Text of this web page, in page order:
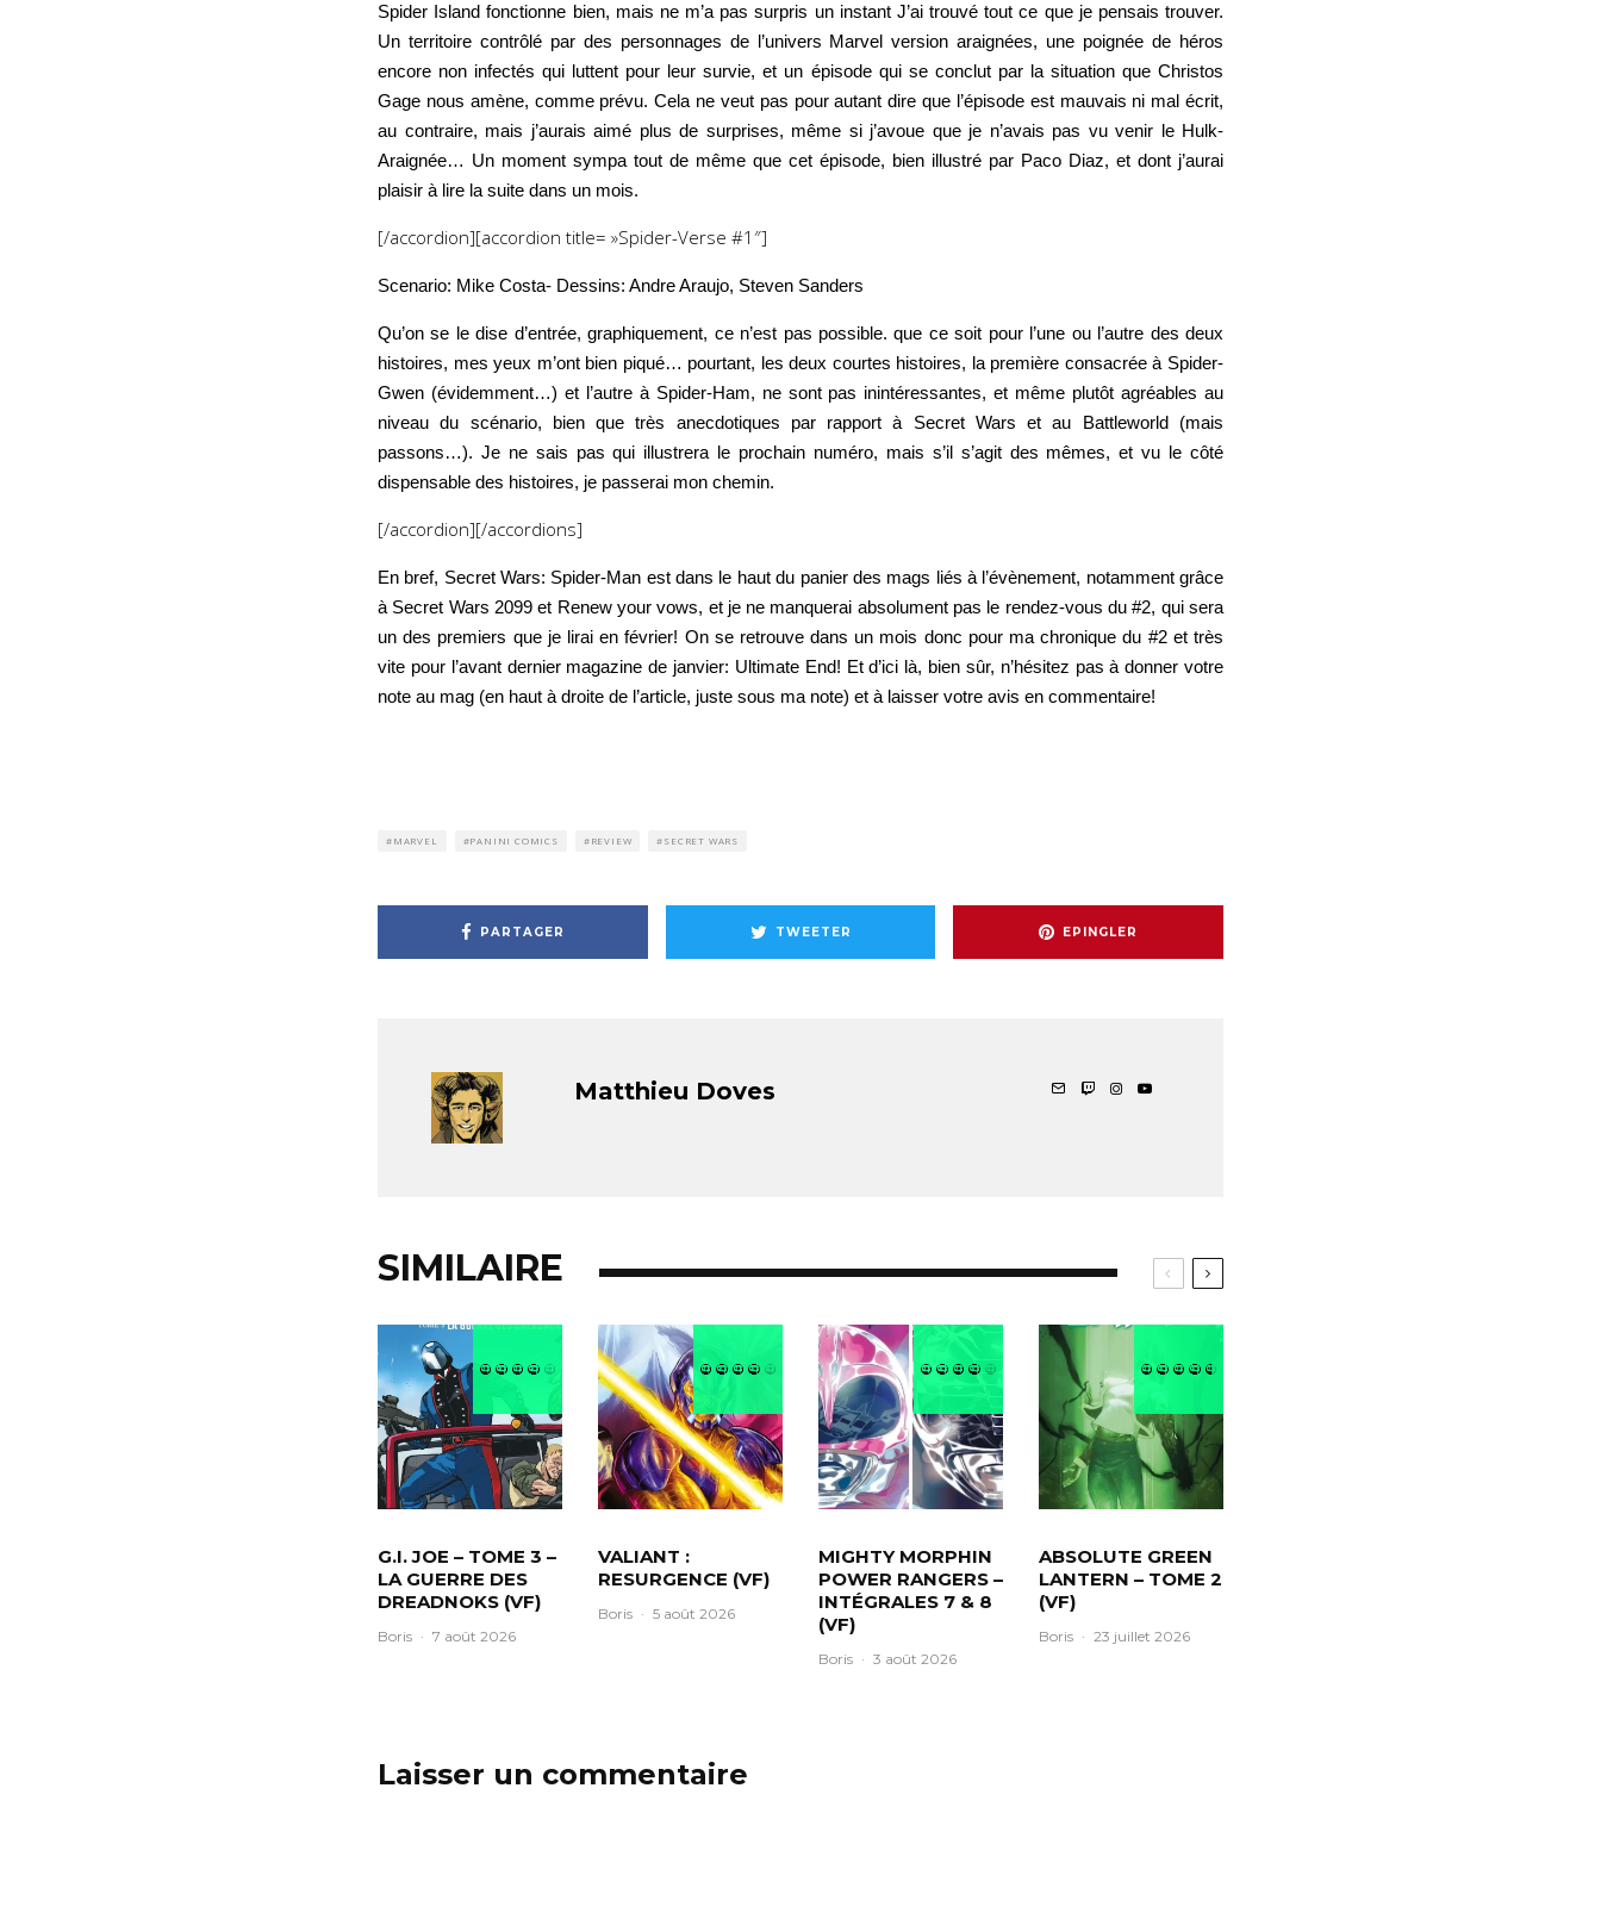
Spider Island fonctionne bien, mais ne m’a pas surpris un instant J’ai trouvé tout ce que je pensais trouver.
Un territoire contrôlé par des personnages de l’univers Marvel version araignées, une poignée de héros
encore non infectés qui luttent pour leur survie, et un épisode qui se conclut par la situation que Christos
Gage nous amène, comme prévu. Cela ne veut pas pour autant dire que l’épisode est mauvais ni mal écrit,
au contraire, mais j’aurais aimé plus de surprises, même si j’avoue que je n’avais pas vu venir le Hulk-
Araignée… Un moment sympa tout de même que cet épisode, bien illustré par Paco Diaz, et dont j’aurai
plaisir à lire la suite dans un mois.
[/accordion][accordion title= »Spider-Verse #1″]
Scenario: Mike Costa- Dessins: Andre Araujo, Steven Sanders
Qu’on se le dise d’entrée, graphiquement, ce n’est pas possible. que ce soit pour l’une ou l’autre des deux
histoires, mes yeux m’ont bien piqué… pourtant, les deux courtes histoires, la première consacrée à Spider-
Gwen (évidemment…) et l’autre à Spider-Ham, ne sont pas inintéressantes, et même plutôt agréables au
niveau du scénario, bien que très anecdotiques par rapport à Secret Wars et au Battleworld (mais
passons…). Je ne sais pas qui illustrera le prochain numéro, mais s’il s’agit des mêmes, et vu le côté
dispensable des histoires, je passerai mon chemin.
[/accordion][/accordions]
En bref, Secret Wars: Spider-Man est dans le haut du panier des mags liés à l’évènement, notamment grâce
à Secret Wars 2099 et Renew your vows, et je ne manquerai absolument pas le rendez-vous du #2, qui sera
un des premiers que je lirai en février! On se retrouve dans un mois donc pour ma chronique du #2 et très
vite pour l’avant dernier magazine de janvier: Ultimate End! Et d’ici là, bien sûr, n’hésitez pas à donner votre
note au mag (en haut à droite de l’article, juste sous ma note) et à laisser votre avis en commentaire!
MARVEL PANINI COMICS REVIEW SECRET WARS
PARTAGER TWEETER EPINGLER
Matthieu Doves
SIMILAIRE
G.I. JOE – TOME 3 –
LA GUERRE DES
DREADNOKS (VF)
Boris · 7 août 2026
VALIANT :
RESURGENCE (VF)
Boris · 5 août 2026
MIGHTY MORPHIN
POWER RANGERS –
INTÉGRALES 7 & 8
(VF)
Boris · 3 août 2026
ABSOLUTE GREEN
LANTERN – TOME 2
(VF)
Boris · 23 juillet 2026
Laisser un commentaire